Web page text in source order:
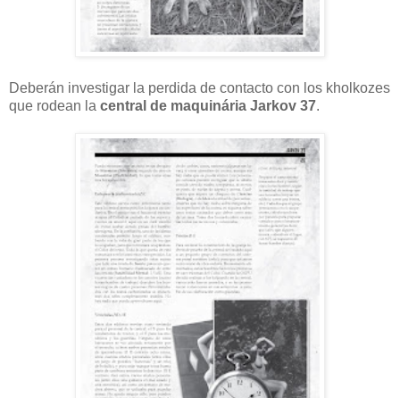
Deberán investigar la perdida de contacto con los kholkozes
que rodean la central de maquinária Jarkov 37.